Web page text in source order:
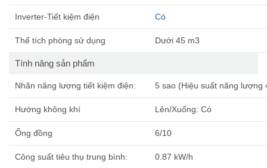
Inverter-Tiết kiệm điện Có
Thể tích phòng sử dụng Dưới 45 m3
Tính năng sản phẩm
Nhãn năng lượng tiết kiệm điện: 5 sao (Hiệu suất năng lượng
Hướng không khí Lên/Xuống: Có
Ống đồng 6/10
Công suất tiêu thụ trung bình: 0.87 kW/h